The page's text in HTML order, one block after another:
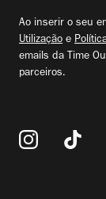
Ao inserir o seu
Utilização e
emails da Time
parceiros.